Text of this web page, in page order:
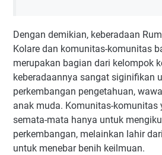
Dengan demikian, keberadaan
Kolare dan komunitas-komunitas
merupakan bagian dari kelompok
keberadaannya sangat siginifikan
perkembangan pengetahuan,
anak muda. Komunitas-komunitas
semata-mata hanya untuk
perkembangan, melainkan lahir
untuk menebar benih keilmuan.